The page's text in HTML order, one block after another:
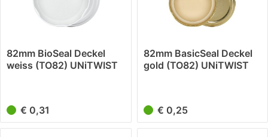
82mm BioSeal Deckel
weiss (TO82) UNiTWIST
€ 0,31
82mm BasicSeal Deckel
gold (TO82) UNiTWIST
€ 0,25